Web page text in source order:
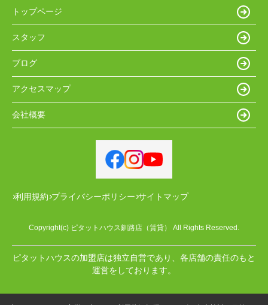
トップページ
スタッフ
ブログ
アクセスマップ
会社概要
利用規約 プライバシーポリシー サイトマップ
Copyright(c) ピタットハウス釧路店（賃貸） All Rights Reserved.
ピタットハウスの加盟店は独立自営であり、各店舗の責任のもと
運営をしております。